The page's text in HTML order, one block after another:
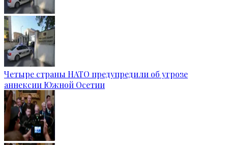
Четыре страны НАТО предупредили об угрозе
аннексии Южной Осетии